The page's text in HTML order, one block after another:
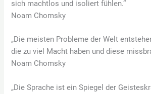
sich machtlos und isoliert fühlen.“
Noam Chomsky
„Die meisten Probleme der Welt
die zu viel Macht haben und diese
Noam Chomsky
„Die Sprache ist ein Spiegel der